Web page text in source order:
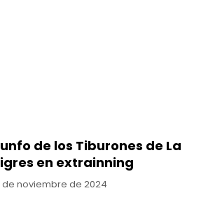
de los Tiburones de La
en extrainning
de noviembre de 2024